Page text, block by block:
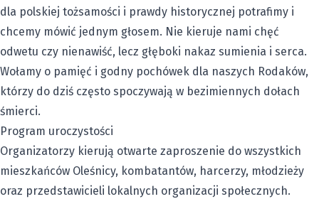
dla polskiej tożsamości i prawdy historycznej potrafimy i
chcemy mówić jednym głosem. Nie kieruje nami chęć
odwetu czy nienawiść, lecz głęboki nakaz sumienia i serca.
Wołamy o pamięć i godny pochówek dla naszych Rodaków,
którzy do dziś często spoczywają w bezimiennych dołach
śmierci.
Program uroczystości
Organizatorzy kierują otwarte zaproszenie do wszystkich
mieszkańców Oleśnicy, kombatantów, harcerzy, młodzieży
oraz przedstawicieli lokalnych organizacji społecznych.